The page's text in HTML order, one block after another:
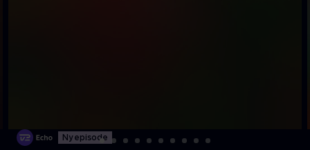
Ny episode